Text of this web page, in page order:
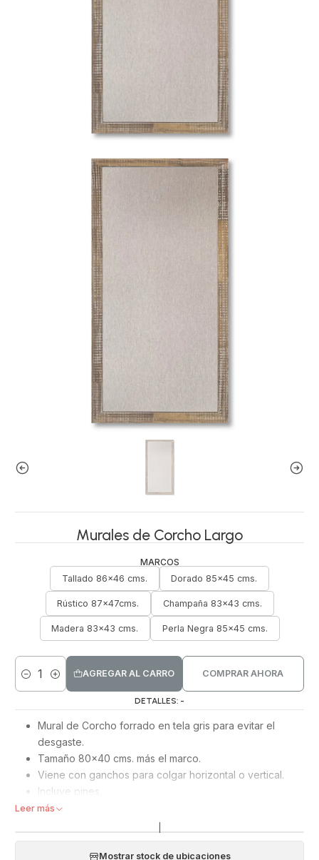
Murales de Corcho Largo
MARCOS
Tallado 86x46 cms.
Dorado 85x45 cms.
Rústico 87x47cms. Champaña 83x43 cms.
Madera 83x43 cms. Perla Negra 85x45 cms.
Cantidad
AGREGAR AL CARRO COMPRAR AHORA
DETALLES: -
Mural de Corcho forrado en tela gris para evitar el
desgaste.
Tamaño 80x40 cms. más el marco.
Viene con ganchos para colgar horizontal o vertical.
Incluye pines.
Leer más
Mostrar stock de ubicaciones